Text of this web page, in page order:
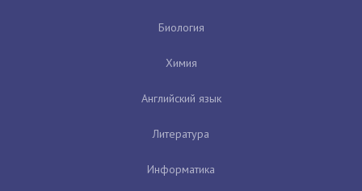
Биология
Химия
Английский язык
Литература
Информатика